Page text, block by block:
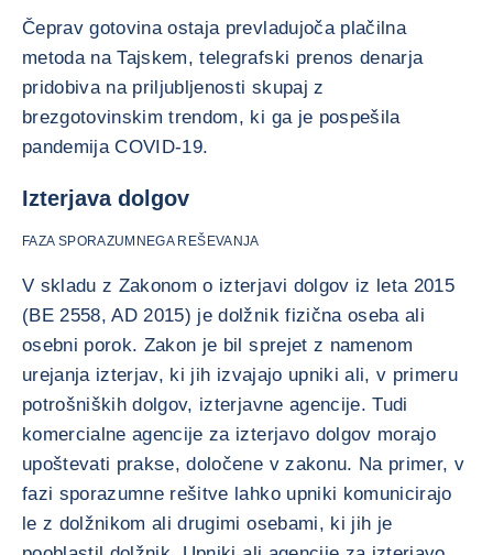
Čeprav gotovina ostaja prevladujoča plačilna
metoda na Tajskem, telegrafski prenos denarja
pridobiva na priljubljenosti skupaj z
brezgotovinskim trendom, ki ga je pospešila
pandemija COVID-19.
Izterjava dolgov
FAZA SPORAZUMNEGA REŠEVANJA
V skladu z Zakonom o izterjavi dolgov iz leta 2015
(BE 2558, AD 2015) je dolžnik fizična oseba ali
osebni porok. Zakon je bil sprejet z namenom
urejanja izterjav, ki jih izvajajo upniki ali, v primeru
potrošniških dolgov, izterjavne agencije. Tudi
komercialne agencije za izterjavo dolgov morajo
upoštevati prakse, določene v zakonu. Na primer, v
fazi sporazumne rešitve lahko upniki komunicirajo
le z dolžnikom ali drugimi osebami, ki jih je